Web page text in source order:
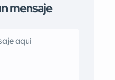
mensaje